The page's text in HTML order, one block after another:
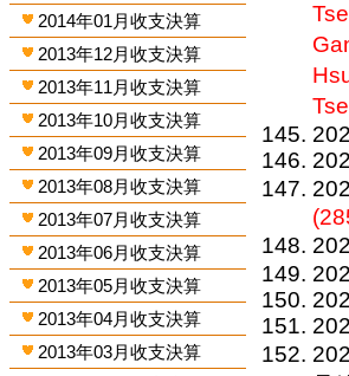
2014年01月收支決算
2013年12月收支決算
2013年11月收支決算
2013年10月收支決算
2013年09月收支決算
2013年08月收支決算
2013年07月收支決算
2013年06月收支決算
2013年05月收支決算
2013年04月收支決算
2013年03月收支決算